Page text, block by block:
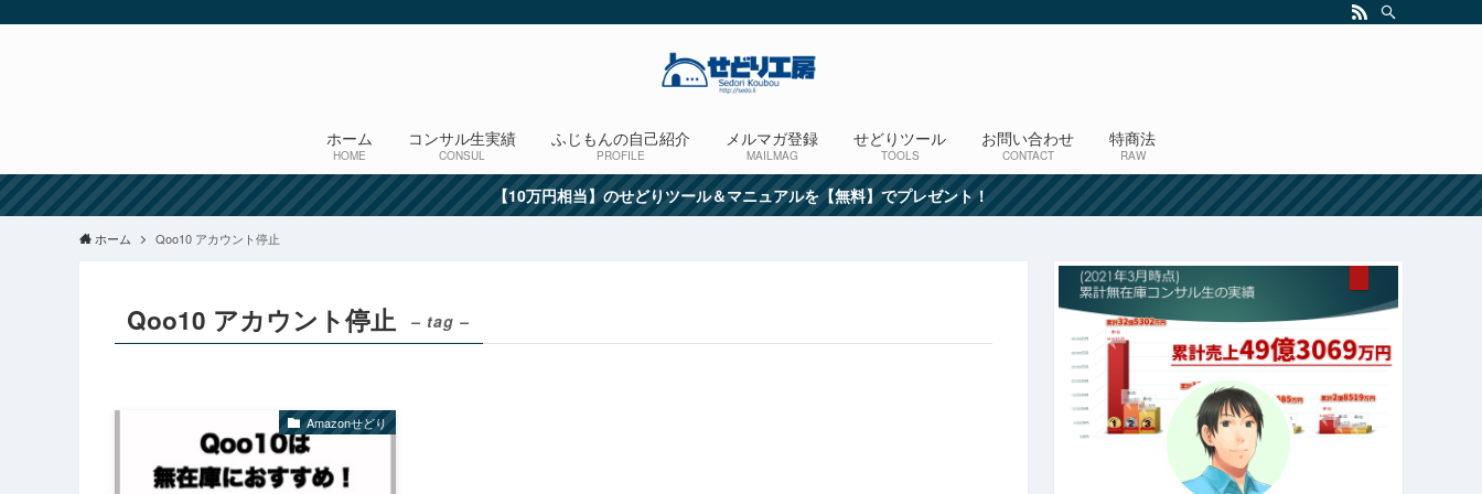
ホーム
HOME
コンサル生実績
CONSUL
ふじもんの自己紹介
PROFILE
メルマガ登録
MAILMAG
せどりツール
TOOLS
お問い合わせ
CONTACT
特商法
RAW
【10万円相当】のせどりツール＆マニュアルを【無料】でプレゼント！
ホーム Qoo10 アカウント停止
Qoo10 アカウント停止 – tag –
Amazonせどり